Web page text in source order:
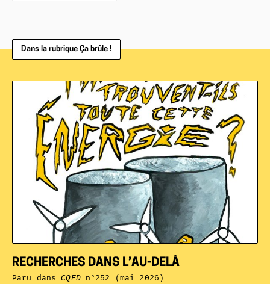
Dans la rubrique Ça brûle !
RECHERCHES DANS L’AU-DELÀ
Paru dansCQFDn°252 (mai 2026)